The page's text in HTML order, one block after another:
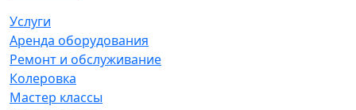
Услуги
Аренда оборудования
Ремонт и обслуживание
Колеровка
Мастер классы